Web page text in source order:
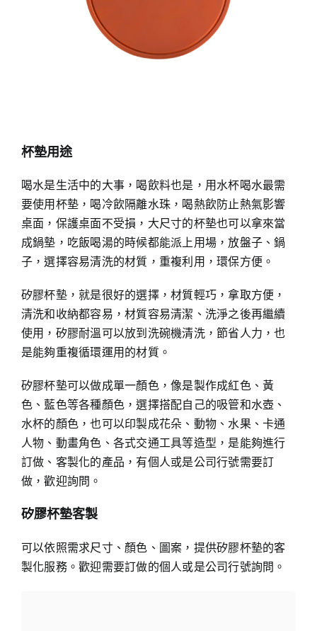
杯墊用途
喝水是生活中的大事，喝飲料也是，用水杯喝水最需
要使用杯墊，喝冷飲隔離水珠，喝熱飲防止熱氣影響
桌面，保護桌面不受損，大尺寸的杯墊也可以拿來當
成鍋墊，吃飯喝湯的時候都能派上用場，放盤子、鍋
子，選擇容易清洗的材質，重複利用，環保方便。
矽膠杯墊，就是很好的選擇，材質輕巧，拿取方便，
清洗和收納都容易，材質容易清潔、洗淨之後再繼續
使用，矽膠耐溫可以放到洗碗機清洗，節省人力，也
是能夠重複循環運用的材質。
矽膠杯墊可以做成單一顏色，像是製作成紅色、黃
色、藍色等各種顏色，選擇搭配自己的吸管和水壺、
水杯的顏色，也可以印製成花朵、動物、水果、卡通
人物、動畫角色、各式交通工具等造型，是能夠進行
訂做、客製化的產品，有個人或是公司行號需要訂
做，歡迎詢問。
矽膠杯墊客製
可以依照需求尺寸、顏色、圖案，提供矽膠杯墊的客
製化服務。歡迎需要訂做的個人或是公司行號詢問。